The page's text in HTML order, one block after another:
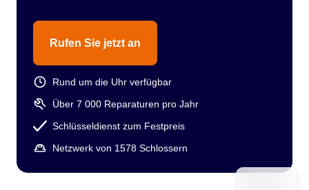
Rufen Sie jetzt an
Rund um die Uhr verfügbar
Über 7 000 Reparaturen pro Jahr
Schlüsseldienst zum Festpreis
Netzwerk von 1578 Schlossern